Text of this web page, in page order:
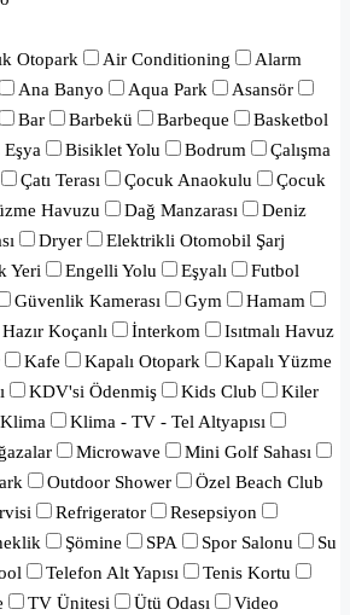
Otopark Air Conditioning
Alarm
Ana Banyo Aqua Park
Asansör
Bar Barbekü Barbeque
Basketbol
Eşya Bisiklet Yolu Bodrum
Çalışma
Çatı Terası Çocuk Anaokulu
Çocuk
Havuzu Dağ Manzarası
Deniz
Dryer
Elektrikli Otomobil Şarj
Yeri Engelli Yolu Eşyalı
Futbol
Güvenlik Kamerası Gym
Hamam
Hazır Koçanlı İnterkom
Isıtmalı Havuz
Kafe Kapalı Otopark
Kapalı Yüzme
KDV'si Ödenmiş Kids Club
Kiler
Klima
Klima - TV - Tel Altyapısı
Microwave
Mini Golf Sahası
Outdoor Shower
Özel Beach Club
Refrigerator
Resepsiyon
Şömine SPA Spor Salonu
Su
Telefon Alt Yapısı
Tenis Kortu
TV Ünitesi Ütü Odası
Video